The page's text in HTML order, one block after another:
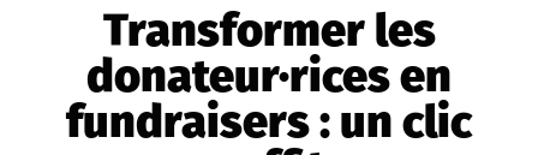
Transformer les
donateur·rices en
fundraisers : un clic